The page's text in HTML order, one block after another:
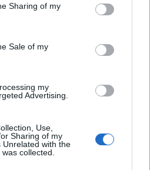
behaviour. You may click to
and its third-party tags to
purposes in below Google
Sharing of my
Sale of my
my
Advertising.
Use,
Sharing of my
Unrelated with the
collected.
την Ενέργεια